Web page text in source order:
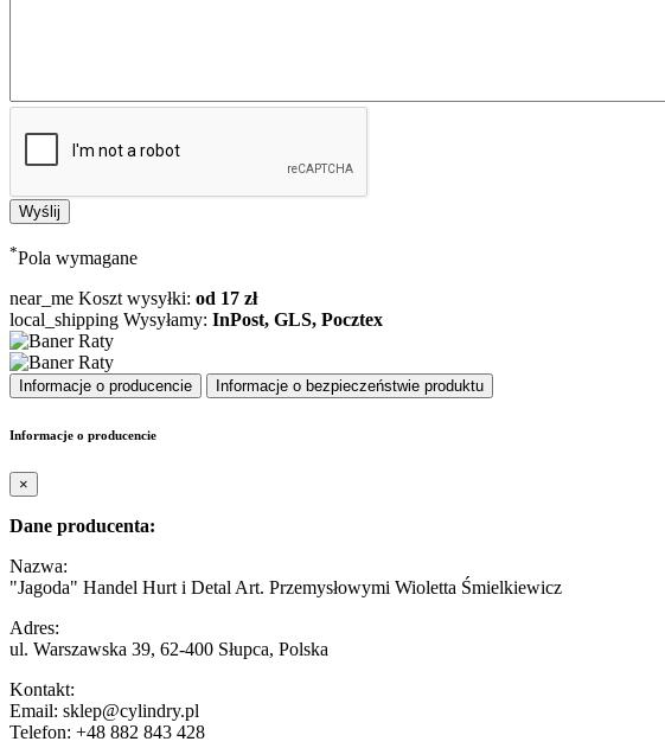
*Pola wymagane
near_me Koszt wysyłki: od 17 zł
local_shipping Wysyłamy: InPost, GLS, Pocztex
Informacje o producencie Informacje o bezpieczeństwie produktu
Informacje o producencie
×
Dane producenta:
Nazwa:
"Jagoda" Handel Hurt i Detal Art. Przemysłowymi Wioletta Śmielkiewicz
Adres:
ul. Warszawska 39, 62-400 Słupca, Polska
Kontakt:
Email: sklep@cylindry.pl
Telefon: +48 882 843 428